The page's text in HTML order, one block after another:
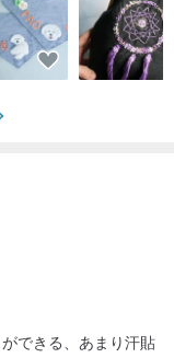
できる、あまり汗貼